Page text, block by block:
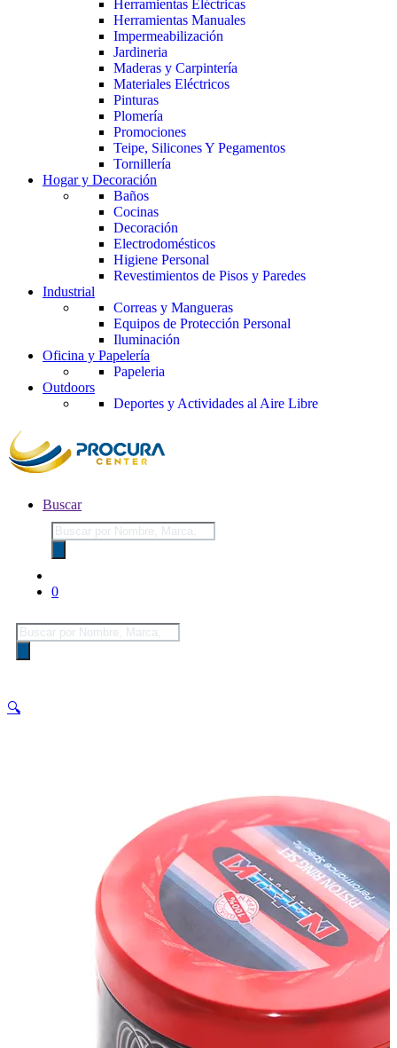
Herramientas Eléctricas
Herramientas Manuales
Impermeabilización
Jardineria
Maderas y Carpintería
Materiales Eléctricos
Pinturas
Plomería
Promociones
Teipe, Silicones Y Pegamentos
Tornillería
Hogar y Decoración
Baños
Cocinas
Decoración
Electrodomésticos
Higiene Personal
Revestimientos de Pisos y Paredes
Industrial
Correas y Mangueras
Equipos de Protección Personal
Iluminación
Oficina y Papelería
Papeleria
Outdoors
Deportes y Actividades al Aire Libre
Buscar
Búsqueda
de
productos
0
Búsqueda
de
productos
🔍